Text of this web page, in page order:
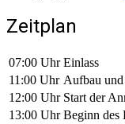
Zeitplan
07:00 Uhr Einlass
11:00 Uhr Aufbau
12:00 Uhr Start der
13:00 Uhr Beginn des